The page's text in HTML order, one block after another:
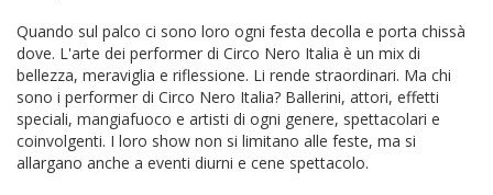
Quando sul palco ci sono loro ogni festa decolla e porta chissà
dove. L'arte dei performer di Circo Nero Italia è un mix di
bellezza, meraviglia e riflessione. Li rende straordinari. Ma chi
sono i performer di Circo Nero Italia? Ballerini, attori, effetti
speciali, mangiafuoco e artisti di ogni genere, spettacolari e
coinvolgenti. I loro show non si limitano alle feste, ma si
allargano anche a eventi diurni e cene spettacolo.